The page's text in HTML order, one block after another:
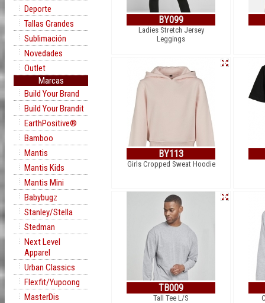
Deporte
Tallas Grandes
Sublimación
Novedades
Outlet
Marcas
Build Your Brand
Build Your Brandit
EarthPositive®
Bamboo
Mantis
Mantis Kids
Mantis Mini
Babybugz
Stanley/Stella
Stedman
Next Level
Apparel
Urban Classics
Flexfit/Yupoong
MasterDis
BY099
Ladies Stretch Jersey
Leggings
BY113
Girls Cropped Sweat Hoodie
TB009
Tall Tee L/S